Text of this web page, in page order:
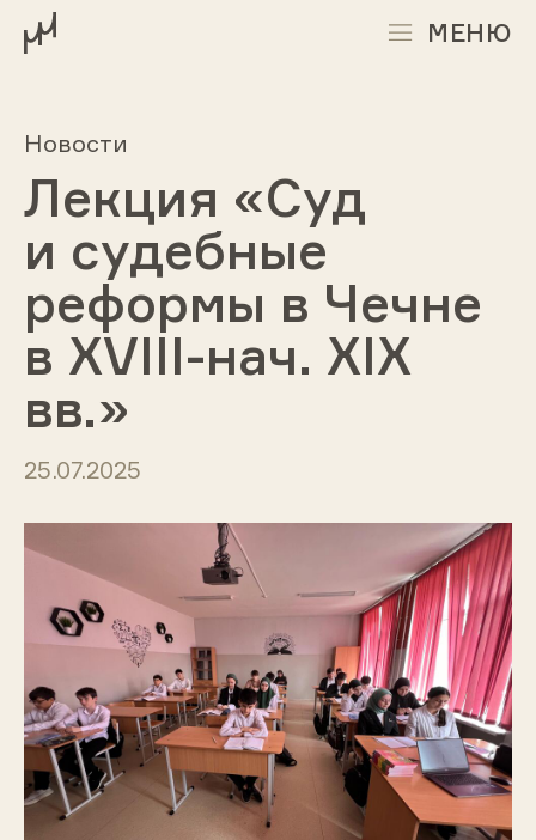
МЕНЮ
Новости
Лекция «Суд
и судебные
реформы в Чечне
в XVIII-нач. XIX
вв.»
25.07.2025